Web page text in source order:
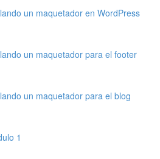
un maquetador en WordPress
un maquetador para el footer
un maquetador para el blog
1